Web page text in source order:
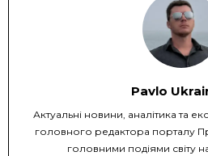
Pavlo
Актуальні новини, аналітика та
головного редактора порталу
головними подіями світу